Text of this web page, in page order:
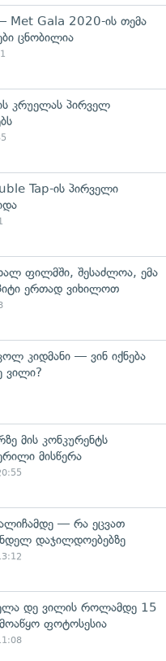
— Met Gala 2020-ის თემა
ცნობილია
კრუელას პირველ
Tap-ის პირველი
ფილმში, შესაძლოა, ემა
ერთად ვიხილოთ
კიდმანი — ვინ იქნება
ვილი?
მის კონკურენტს
მისწერა
— რა ეცვათ
დაჯილდოებებზე
დე ვილის როლამდე 15
ფოტოსესია